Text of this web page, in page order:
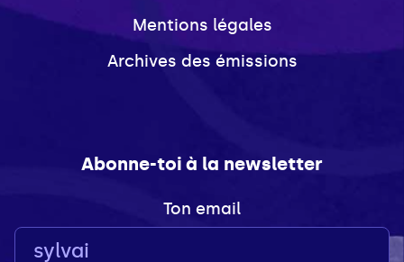
Mentions légales
Archives des émissions
Abonne-toi à la newsletter
Ton email